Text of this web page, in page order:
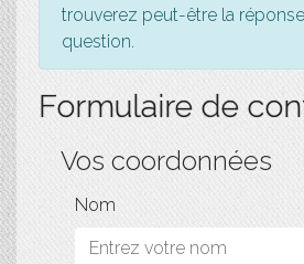
trouverez peut-être la
question.
Formulaire de
Vos coordonnées
Nom